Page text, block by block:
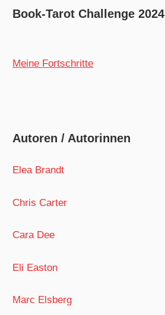
Book-Tarot Challenge 2024
Meine Fortschritte
Autoren / Autorinnen
Elea Brandt
Chris Carter
Cara Dee
Eli Easton
Marc Elsberg